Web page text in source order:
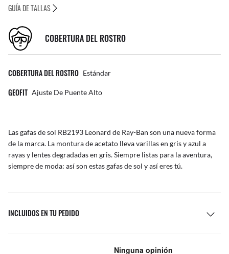
GUÍA DE TALLAS
COBERTURA DEL ROSTRO
COBERTURA DEL ROSTRO Estándar
GEOFIT Ajuste De Puente Alto
Las gafas de sol RB2193 Leonard de Ray-Ban son una nueva forma
de la marca. La montura de acetato lleva varillas en gris y azul a
rayas y lentes degradadas en gris. Siempre listas para la aventura,
siempre de moda: así son estas gafas de sol y así eres tú.
INCLUIDOS EN TU PEDIDO